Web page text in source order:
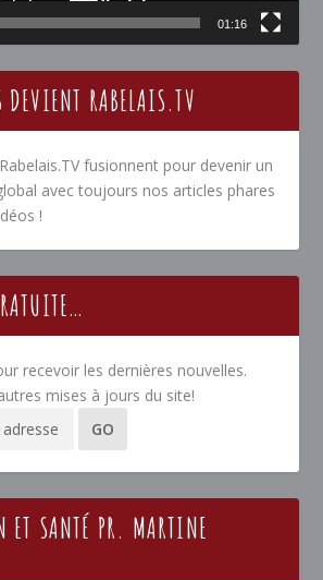
01:16
DEVIENT RABELAIS.TV
fusionnent pour devenir un
avec toujours nos articles phares
!
recevoir les dernières nouvelles.
mises à jours du site!
ET SANTÉ PR. MARTINE